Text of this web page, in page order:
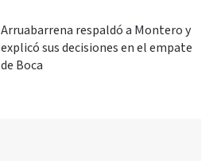
Arruabarrena respaldó a Montero y
explicó sus decisiones en el empate
de Boca